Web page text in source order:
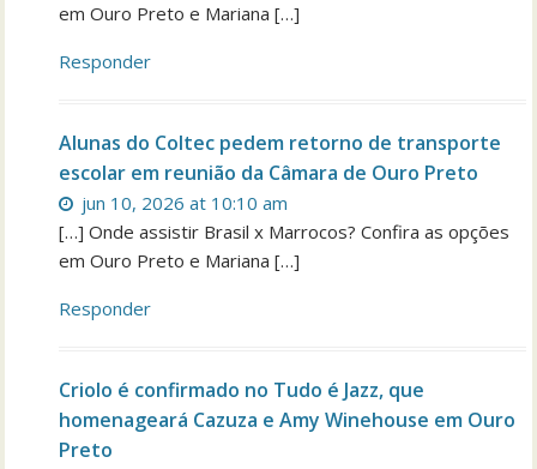
em Ouro Preto e Mariana […]
Responder
Alunas do Coltec pedem retorno de transporte
escolar em reunião da Câmara de Ouro Preto
jun 10, 2026 at 10:10 am
[…] Onde assistir Brasil x Marrocos? Confira as opções
em Ouro Preto e Mariana […]
Responder
Criolo é confirmado no Tudo é Jazz, que
homenageará Cazuza e Amy Winehouse em Ouro
Preto